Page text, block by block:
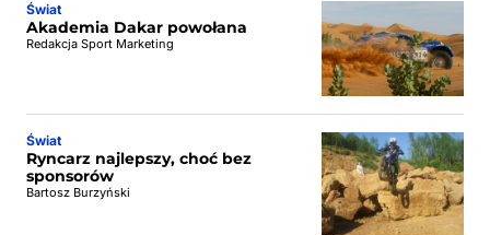
Świat
Akademia Dakar powołana
Redakcja Sport Marketing
Świat
Ryncarz najlepszy, choć bez
sponsorów
Bartosz Burzyński